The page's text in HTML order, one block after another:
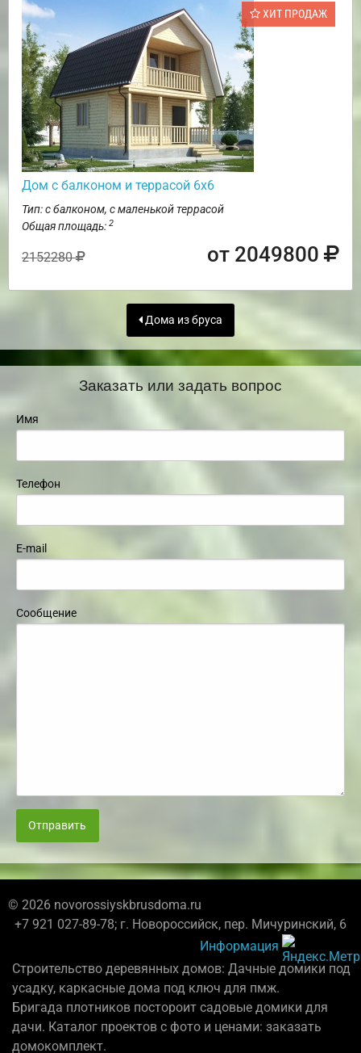
ХИТ ПРОДАЖ
Дом с балконом и террасой 6х6
Тип: с балконом, с маленькой террасой
Общая площадь: 2
2152280 от 2049800
Дома из бруса
Заказать или задать вопрос
Имя
Телефон
E-mail
Сообщение
Отправить
© 2026 novorossiyskbrusdoma.ru
+7 921 027-89-78; г. Новороссийск, пер. Мичуринский, 6
Информация
Строительство деревянных домов: Дачные домики под
усадку, каркасные дома под ключ для пмж.
Бригада плотников постороит садовые домики для
дачи. Каталог проектов с фото и ценами: заказать
домокомплект.